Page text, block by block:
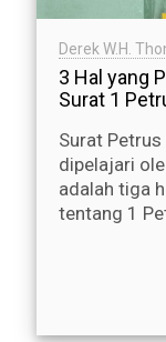
Derek W.H.
3 Hal yang
Surat 1
Surat
dipelajari
adalah tiga
tentang 1